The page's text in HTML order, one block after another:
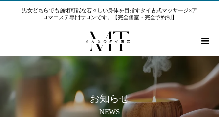
男女どちらでも施術可能な若々しい身体を目指すタイ古式マッサージ×ア
ロマエステ専門サロンです。【完全個室・完全予約制】
お知らせ
NEWS